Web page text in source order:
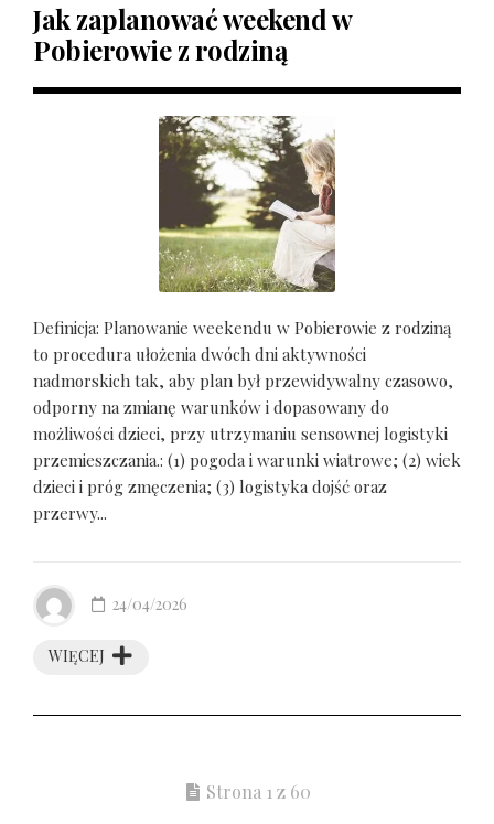
Jak zaplanować weekend w
Pobierowie z rodziną
Definicja: Planowanie weekendu w Pobierowie z rodziną
to procedura ułożenia dwóch dni aktywności
nadmorskich tak, aby plan był przewidywalny czasowo,
odporny na zmianę warunków i dopasowany do
możliwości dzieci, przy utrzymaniu sensownej logistyki
przemieszczania.: (1) pogoda i warunki wiatrowe; (2) wiek
dzieci i próg zmęczenia; (3) logistyka dojść oraz
przerwy...
WIĘCEJ
24/04/2026
Strona 1 z 60